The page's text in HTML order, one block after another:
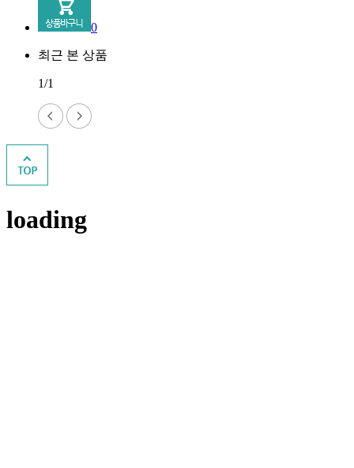
0
최근 본 상품
1/1
loading